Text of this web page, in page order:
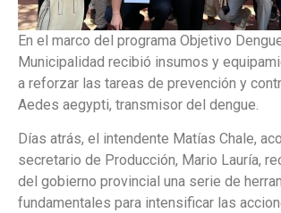
En el marco del programa Objetivo
Municipalidad recibió insumos y
a reforzar las tareas de prevención y
Aedes aegypti, transmisor del dengue.
Días atrás, el intendente Matías Chale,
secretario de Producción, Mario Lauría,
del gobierno provincial una serie de
fundamentales para intensificar las